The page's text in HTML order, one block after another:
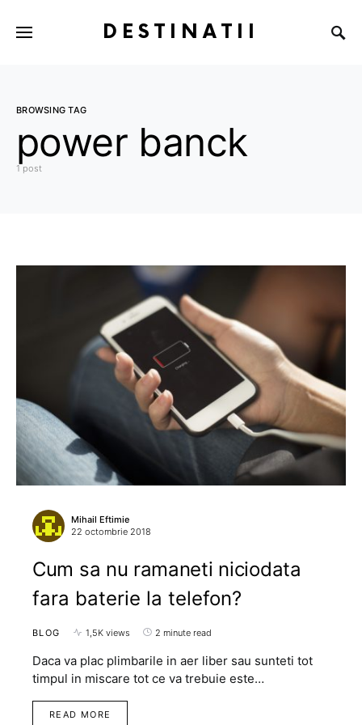
DESTINATII
BROWSING TAG
power banck
1 post
Mihail Eftimie
22 octombrie 2018
Cum sa nu ramaneti niciodata
fara baterie la telefon?
BLOG 1,5K views 2 minute read
Daca va plac plimbarile in aer liber sau sunteti tot
timpul in miscare tot ce va trebuie este…
READ MORE